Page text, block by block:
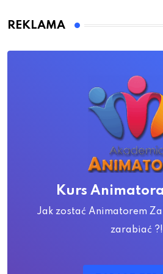
REKLAMA
Kurs
Jak zostać Animatorem
zarabiać ?!